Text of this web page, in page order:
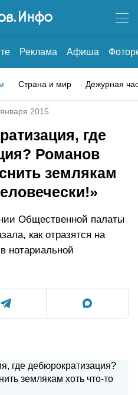
Реклама Афиша
Страна и мир Дежурная
2015
где
Романов
землякам
Общественной палаты
как отразятся на
нотариальной